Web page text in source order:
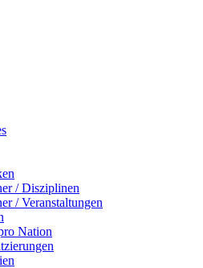
/ Disziplinen
/ Veranstaltungen
Nation